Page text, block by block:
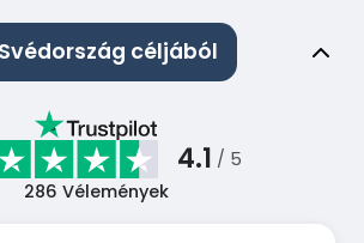
céljából
4.1 / 5
286 Vélemények